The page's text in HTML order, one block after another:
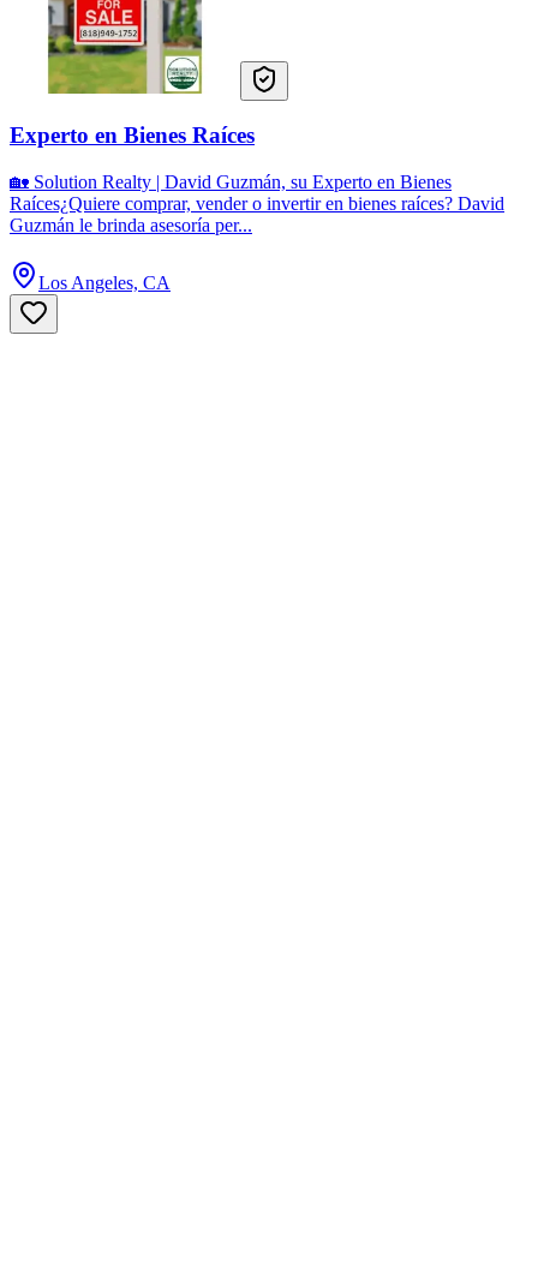
Experto en Bienes Raíces
🏡 Solution Realty | David Guzmán, su Experto en Bienes
Raíces¿Quiere comprar, vender o invertir en bienes raíces? David
Guzmán le brinda asesoría per...
Los Angeles, CA